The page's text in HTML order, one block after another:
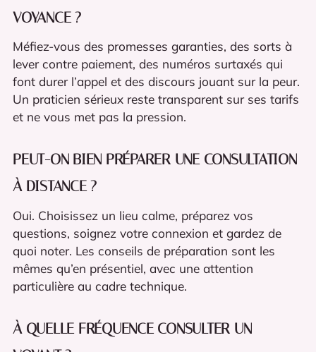
VOYANCE ?
Méfiez-vous des promesses garanties, des sorts à
lever contre paiement, des numéros surtaxés qui
font durer l’appel et des discours jouant sur la peur.
Un praticien sérieux reste transparent sur ses tarifs
et ne vous met pas la pression.
PEUT-ON BIEN PRÉPARER UNE CONSULTATION
À DISTANCE ?
Oui. Choisissez un lieu calme, préparez vos
questions, soignez votre connexion et gardez de
quoi noter. Les conseils de préparation sont les
mêmes qu’en présentiel, avec une attention
particulière au cadre technique.
À QUELLE FRÉQUENCE CONSULTER UN